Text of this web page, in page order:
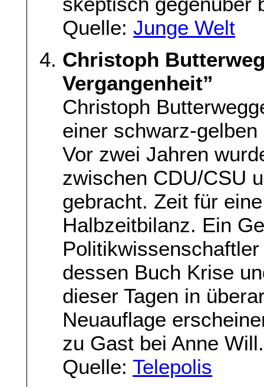
Quelle:Junge Welt
Christoph
Vergangenheit”
Christoph
einer schwarz-gelben
Vor zwei Jahren
zwischen CDU/CSU
gebracht. Zeit für
Halbzeitbilanz. Ein
dessen Buch Krise
dieser Tagen in
Neuauflage
zu Gast bei Anne Will.
Quelle:Telepolis